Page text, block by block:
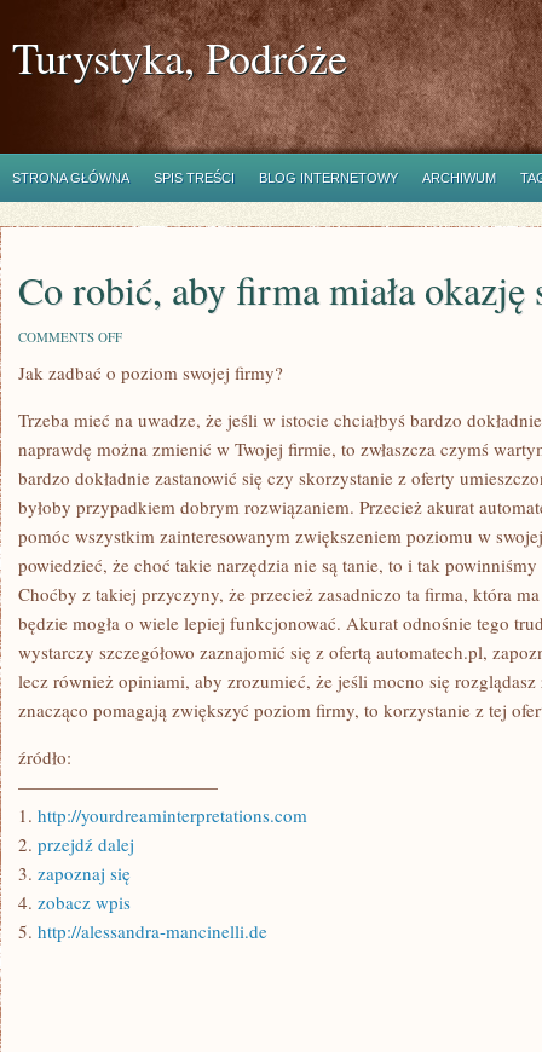
Turystyka, Podróże
STRONA GŁÓWNA SPIS TREŚCI BLOG INTERNETOWY ARCHIWUM
Co robić, aby firma miała okazję
COMMENTS OFFON
ROBIĆ,
MIAŁA
OKAZJĘ
ROZWINĄĆ?
Jak zadbać o poziom swojej firmy?
Trzeba mieć na uwadze, że jeśli w istocie chciałbyś bardzo
naprawdę można zmienić w Twojej firmie, to zwłaszcza czymś
bardzo dokładnie zastanowić się czy skorzystanie z oferty
byłoby przypadkiem dobrym rozwiązaniem. Przecież akurat
pomóc wszystkim zainteresowanym zwiększeniem poziomu w
powiedzieć, że choć takie narzędzia nie są tanie, to i tak
Choćby z takiej przyczyny, że przecież zasadniczo ta firma, która
będzie mogła o wiele lepiej funkcjonować. Akurat odnośnie tego
wystarczy szczegółowo zaznajomić się z ofertą automatech.pl,
lecz również opiniami, aby zrozumieć, że jeśli mocno się
znacząco pomagają zwiększyć poziom firmy, to korzystanie z tej
źródło:
———————————
1. http://yourdreaminterpretations.com
2. przejdź dalej
3. zapoznaj się
4. zobacz wpis
5. http://alessandra-mancinelli.de